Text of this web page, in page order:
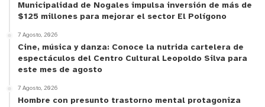
tiempos de rodaje, el traslado de equipos y la
organización del equipo humano en una locación
natural como los bosques de Las Cruces. También
debimos adaptarnos constantemente a factores
externos, como las condiciones climáticas y las
dificultades propias del terreno. Mi labor consistió
en apoyar la coordinación de estos aspectos para
Municipalidad de Nogales impulsa inversión de más de
$125 millones para mejorar el sector El Polígono
7 Agosto, 2026
Cine, música y danza: Conoce la nutrida cartelera de
espectáculos del Centro Cultural Leopoldo Silva para
este mes de agosto
7 Agosto, 2026
Hombre con presunto trastorno mental protagoniza